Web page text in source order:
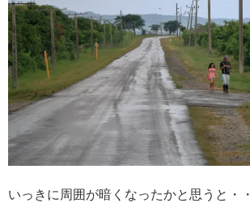
いっきに周囲が暗くなったかと思うと・・